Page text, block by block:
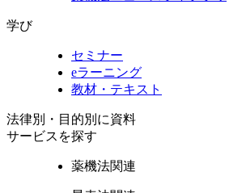
学び
セミナー
eラーニング
教材・テキスト
法律別・目的別に資料
サービスを探す
薬機法関連